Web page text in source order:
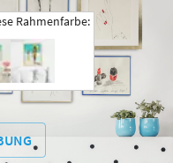
Rahmenfarbe: